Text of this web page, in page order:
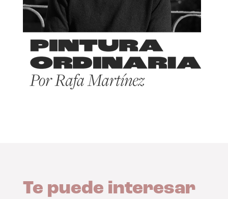
Te puede interesar